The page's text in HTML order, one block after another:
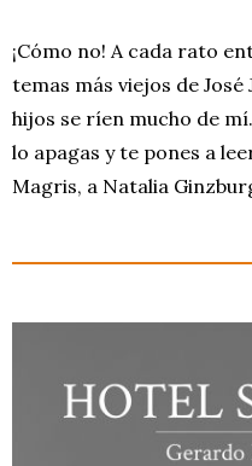
¡Cómo no! A cada rato
temas más viejos de
hijos se ríen mucho de
lo apagas y te pones a
Magris, a Natalia